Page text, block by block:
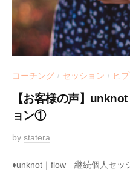
コーチング / セッション / ヒ
【お客様の声】
ョン①
2
2
by statera
♦︎unknot｜flow 継続個人セッ